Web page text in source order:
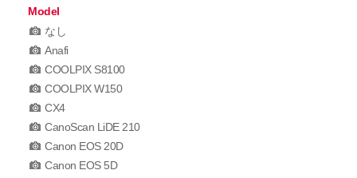
Model
なし
Anafi
COOLPIX S8100
COOLPIX W150
CX4
CanoScan LiDE 210
Canon EOS 20D
Canon EOS 5D